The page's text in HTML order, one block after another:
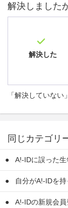
解決しました
解決した
「解決していな
同じカテゴリ
A!-IDに誤った生
自分がA!-IDを持
A!-IDの新規会